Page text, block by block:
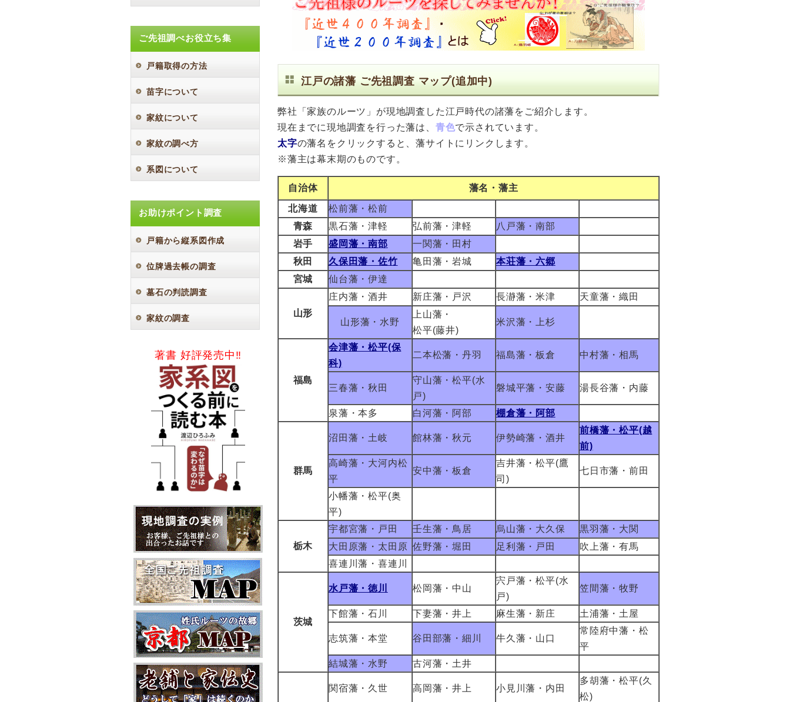
江戸の諸藩 ご先祖調査 マップ(追加中)
弊社「家族のルーツ」が現地調査した江戸時代の諸藩をご紹介します。
現在までに現地調査を行った藩は、 青色で示されています。
太字の藩名をクリックすると、藩サイトにリンクします。
※藩主は幕末期のものです。
自治体 藩名・藩主
北海道
松前藩・松前
青森
黒石藩・津軽 弘前藩・津軽
八戸藩・南部
岩手
盛岡藩・南部
一関藩・田村
秋田
久保田藩・佐竹 亀田藩・岩城
本荘藩・六郷
宮城
仙台藩・伊達
山形
庄内藩・酒井 新庄藩・戸沢 長瀞藩・米津 天童藩・織田
山形藩・水野
上山藩・
松平(藤井)
米沢藩・上杉
福島
会津藩・松平(保
科)
二本松藩・丹羽 福島藩・板倉 中村藩・相馬
三春藩・秋田
守山藩・松平(水
戸)
磐城平藩・安藤 湯長谷藩・内藤
泉藩・本多 白河藩・阿部 棚倉藩・阿部
群馬
沼田藩・土岐 館林藩・秋元 伊勢崎藩・酒井
前橋藩・松平(越
前)
高崎藩・大河内松
平
安中藩・板倉
吉井藩・松平(鷹
司)
七日市藩・前田
小幡藩・松平(奥
平)
栃木
宇都宮藩・戸田 壬生藩・鳥居 烏山藩・大久保
黒羽藩・大関
大田原藩・太田原 佐野藩・堀田 足利藩・戸田
吹上藩・有馬
喜連川藩・喜連川
茨城
水戸藩・徳川 松岡藩・中山
宍戸藩・松平(水
戸)
笠間藩・牧野
下館藩・石川 下妻藩・井上 麻生藩・新庄 土浦藩・土屋
志筑藩・本堂 谷田部藩・細川 牛久藩・山口
常陸府中藩・松
平
結城藩・水野
古河藩・土井
関宿藩・久世 高岡藩・井上 小見川藩・内田
多胡藩・松平(久
松)
ご先祖調べお役立ち集
戸籍取得の方法
苗字について
家紋について
家紋の調べ方
系図について
お助けポイント調査
戸籍から縦系図作成
位牌過去帳の調査
墓石の判読調査
家紋の調査
著書 好評発売中‼